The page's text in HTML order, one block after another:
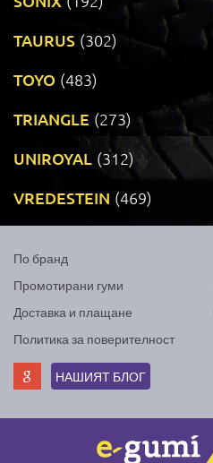
TAURUS (302)
TOYO (483)
TRIANGLE (273)
UNIROYAL (312)
VREDESTEIN (469)
По бранд
Промотирани гуми
Доставка и плащане
Политика за поверителност
НАШИЯТ БЛОГ